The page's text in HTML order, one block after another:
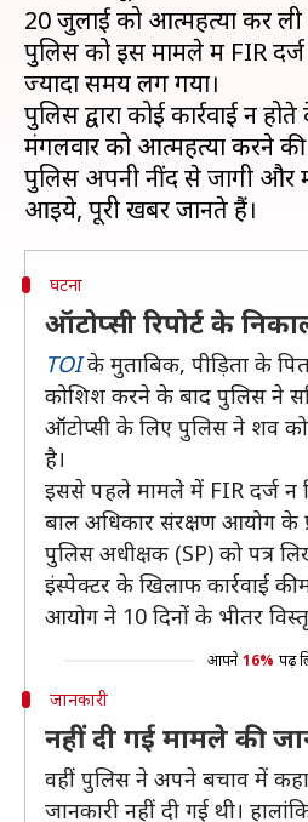
20 जुलाई को आत्महत्या कर ली
पुलिस को इस मामले में FIR
ज्यादा समय लग गया।
पुलिस द्वारा कोई कार्रवाई न
मंगलवार को आत्महत्या करने
पुलिस अपनी नींद से जागी और
घटना
ऑटोप्सी रिपोर्ट के
TOIके मुताबिक, पीड़िता के
कोशिश करने के बाद पुलिस ने
ऑटोप्सी के लिए पुलिस ने शव
है।
इससे पहले मामले में FIR दर्ज न
बाल अधिकार संरक्षण आयोग के
पुलिस अधीक्षक (SP) को पत्र
इंस्पेक्टर के खिलाफ कार्रवाई की
आयोग ने 10 दिनों के भीतर विस्तृत
आपने 16% पढ़
जानकारी
नहीं दी गई मामले की
वहीं पुलिस ने अपने बचाव में
जानकारी नहीं दी गई थी।